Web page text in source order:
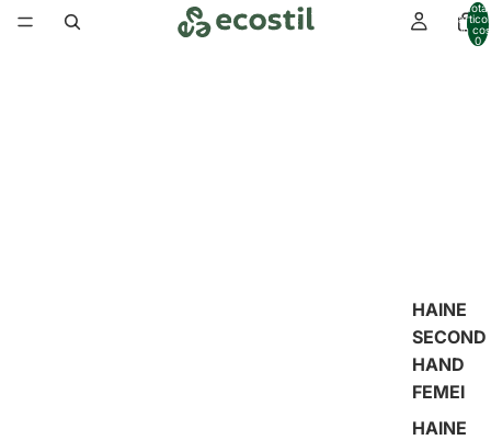
HAINE
SECOND
HAND
FEMEI
HAINE
Total
în
0